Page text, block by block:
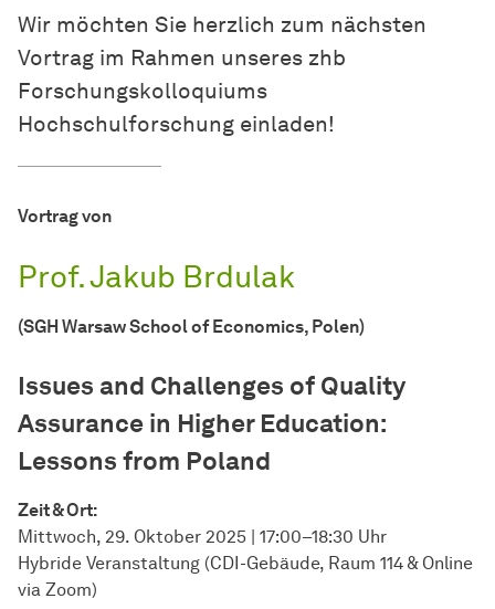
Wir möchten Sie herzlich zum nächsten
Vortrag im Rahmen unseres zhb
Forschungskolloquiums
Hochschulforschung einladen!
Vortrag von
Prof. Jakub Brdulak
(SGH Warsaw School of Economics, Polen)
Issues and Challenges of Quality
Assurance in Higher Education:
Lessons from Poland
Zeit & Ort:
Mittwoch, 29. Oktober 2025 | 17:00–18:30 Uhr
Hybride Veranstaltung (CDI-Gebäude, Raum 114 & Online
via Zoom)